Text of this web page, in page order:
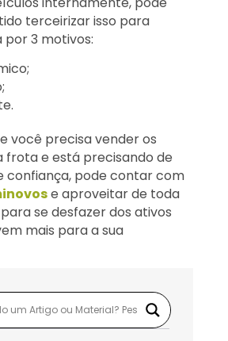
terceirizar isso para
3 motivos:
você precisa vender os
frota e está precisando de
confiança, pode contar com
e aproveitar de toda
se desfazer dos ativos
mais para a sua